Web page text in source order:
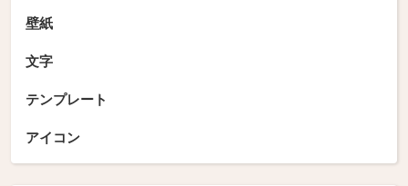
壁紙
文字
テンプレート
アイコン